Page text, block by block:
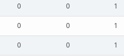
0 0
1
0 0
1
0 0
1